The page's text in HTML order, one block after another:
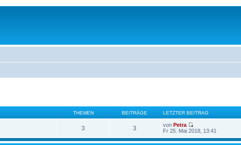
THEMEN BEITRÄGE LETZTER BEITRAG
3 3 vonPetra
Fr 25. Mai 2018, 13:41